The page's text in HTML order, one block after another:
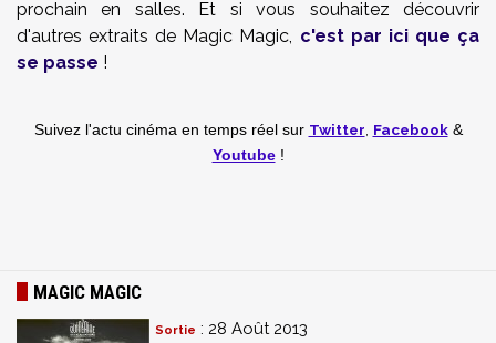
prochain en salles. Et si vous souhaitez découvrir
d'autres extraits de Magic Magic, c'est par ici que ça
se passe !
Suivez l'actu cinéma en temps réel sur Twitter Facebook&
Youtube!
MAGIC MAGIC
Sortie : 28 Août 2013